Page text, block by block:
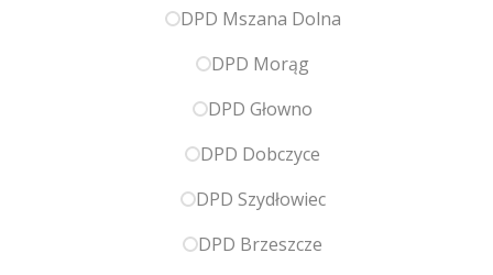
DPD Mszana Dolna
DPD Morąg
DPD Głowno
DPD Dobczyce
DPD Szydłowiec
DPD Brzeszcze